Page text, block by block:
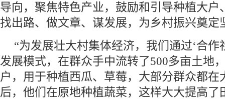
导向，聚焦特色产业，鼓励和引导种植大户
找出路、做文章、谋发展，为乡村振兴奠定
“为发展壮大村集体经济，我们通过‘合作
发展模式，在群众手中流转了500多亩土地
户，用于种植西瓜、草莓，大部分群众都在
后，他们在原地种植蔬菜，这样大大提高了